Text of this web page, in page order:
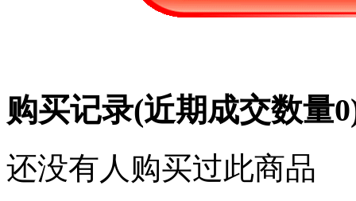
购买记录(近期成交数量0
还没有人购买过此商品